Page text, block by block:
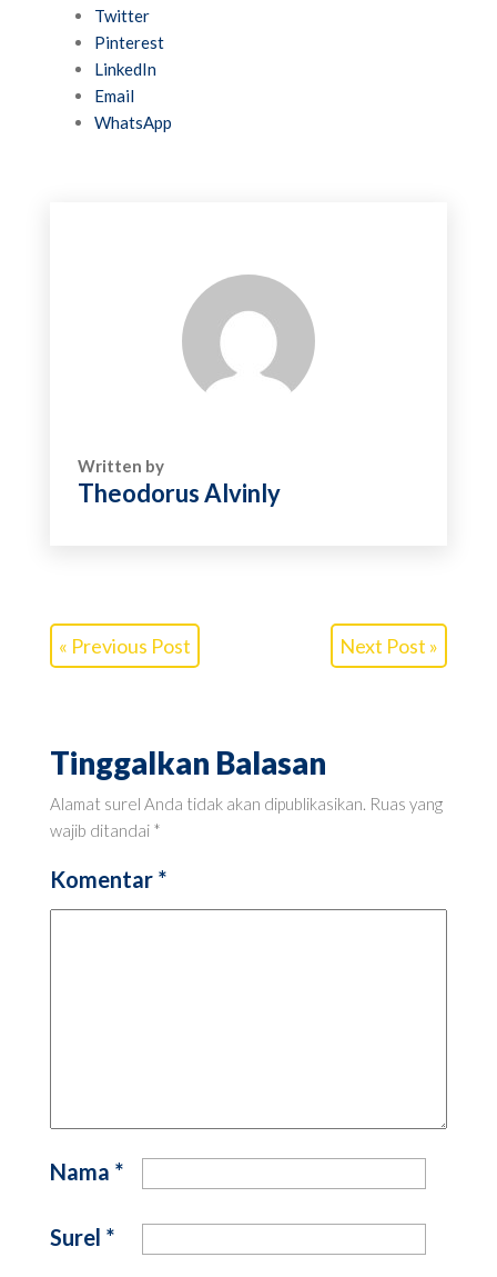
Twitter
Pinterest
LinkedIn
Email
WhatsApp
Written by
Theodorus Alvinly
« Previous Post Next Post »
Tinggalkan Balasan
Alamat surel Anda tidak akan dipublikasikan. Ruas yang
wajib ditandai *
Komentar *
Nama *
Surel *